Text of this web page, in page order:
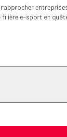
filière e-sport en